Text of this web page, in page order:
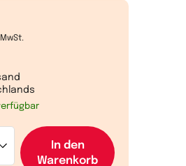
In den
Warenkorb